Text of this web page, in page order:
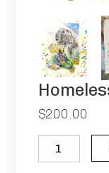
$200.00
quantité
de
+ Chaque
signé par